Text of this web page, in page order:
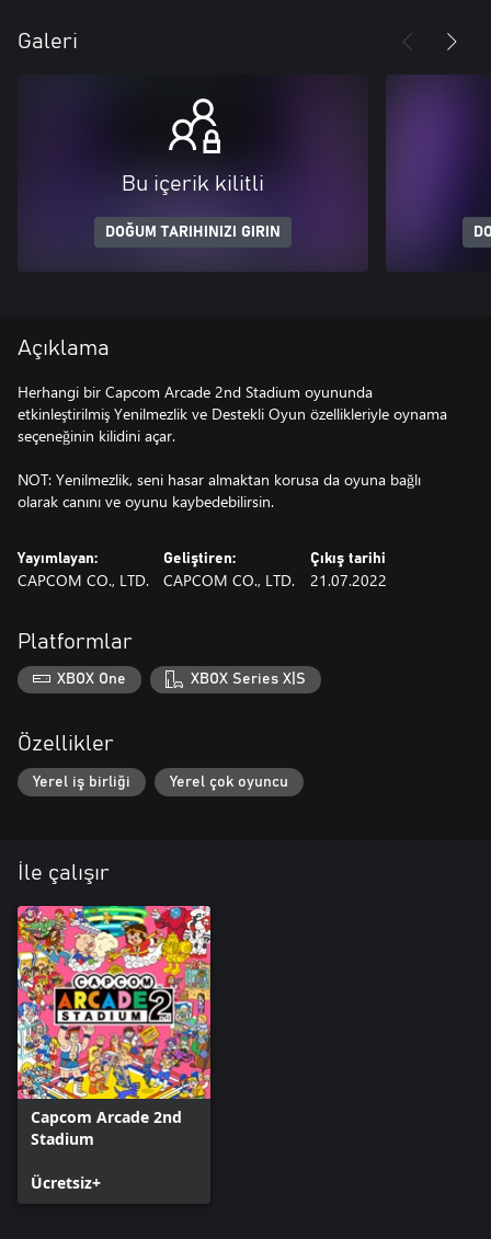
Galeri
Bu içerik kilitli
DOĞUM TARIHINIZI GIRIN
Açıklama
Herhangi bir Capcom Arcade 2nd Stadium oyununda
etkinleştirilmiş Yenilmezlik ve Destekli Oyun özellikleriyle oynama
seçeneğinin kilidini açar.
NOT: Yenilmezlik, seni hasar almaktan korusa da oyuna bağlı
olarak canını ve oyunu kaybedebilirsin.
Yayımlayan:
CAPCOM CO., LTD.
Geliştiren:
CAPCOM CO., LTD.
Çıkış tarihi
21.07.2022
Platformlar
XBOX One XBOX Series X|S
Özellikler
Yerel iş birliği Yerel çok oyuncu
İle çalışır
Capcom Arcade 2nd
Stadium
Ücretsiz+